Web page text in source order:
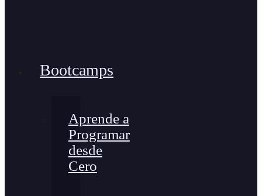
Bootcamps
Aprende a
Programar
desde
Cero